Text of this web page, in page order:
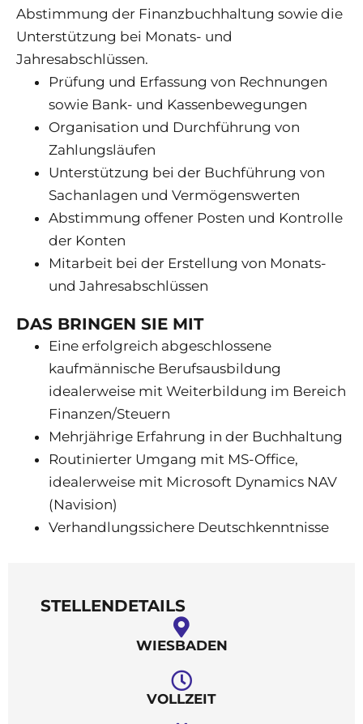
Abstimmung der Finanzbuchhaltung sowie die
Unterstützung bei Monats- und
Jahresabschlüssen.
Prüfung und Erfassung von Rechnungen
sowie Bank- und Kassenbewegungen
Organisation und Durchführung von
Zahlungsläufen
Unterstützung bei der Buchführung von
Sachanlagen und Vermögenswerten
Abstimmung offener Posten und Kontrolle
der Konten
Mitarbeit bei der Erstellung von Monats-
und Jahresabschlüssen
DAS BRINGEN SIE MIT
Eine erfolgreich abgeschlossene
kaufmännische Berufsausbildung
idealerweise mit Weiterbildung im Bereich
Finanzen/Steuern
Mehrjährige Erfahrung in der Buchhaltung
Routinierter Umgang mit MS-Office,
idealerweise mit Microsoft Dynamics NAV
(Navision)
Verhandlungssichere Deutschkenntnisse
STELLENDETAILS
WIESBADEN
VOLLZEIT